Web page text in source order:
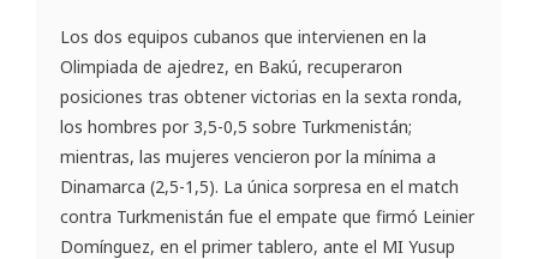
Los dos equipos cubanos que intervienen en la
Olimpiada de ajedrez, en Bakú, recuperaron
posiciones tras obtener victorias en la sexta ronda,
los hombres por 3,5-0,5 sobre Turkmenistán;
mientras, las mujeres vencieron por la mínima a
Dinamarca (2,5-1,5). La única sorpresa en el match
contra Turkmenistán fue el empate que firmó Leinier
Domínguez, en el primer tablero, ante el MI Yusup